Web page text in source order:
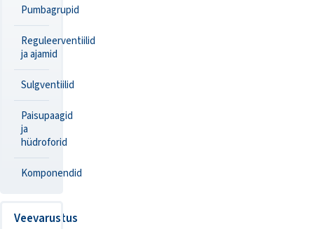
Pumbagrupid
Reguleerventiilid
ja ajamid
Sulgventiilid
Paisupaagid
ja
hüdroforid
Komponendid
Veevarustus